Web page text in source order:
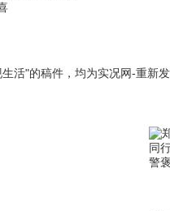
活"的稿件，均为实况网-重